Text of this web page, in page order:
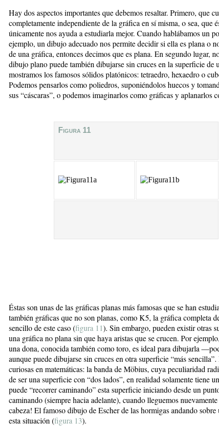
Hay dos aspectos importantes que debemos resaltar. Primero, que
completamente independiente de la gráfica en sí misma, o sea, que
únicamente nos ayuda a estudiarla mejor. Cuando hablábamos un
ejemplo, un dibujo adecuado nos permite decidir si ella es plana o
de una gráfica, entonces decimos que es plana. En segundo lugar,
dibujo plano puede también dibujarse sin cruces en la superficie de
mostramos los famosos sólidos platónicos: tetraedro, hexaedro o
Podemos pensarlos como poliedros, suponiéndolos huecos y
sus “cáscaras”, o podemos imaginarlos como gráficas y aplanarlos
Figura 11
Éstas son unas de las gráficas planas más famosas que se han
también gráficas que no son planas, como K5, la gráfica completa
sencillo de este caso (figura 11). Sin embargo, pueden existir otras
una gráfica no plana sin que haya aristas que se crucen. Por
una dona, conocida también como toro, es ideal para dibujarla
aunque puede dibujarse sin cruces en otra superficie “más
curiosas en matemáticas: la banda de Möbius, cuya peculiaridad
de ser una superficie con “dos lados”, en realidad solamente tiene
puede “recorrer caminando” esta superficie iniciando desde un
caminando (siempre hacia adelante), cuando lleguemos
cabeza! El famoso dibujo de Escher de las hormigas andando
esta situación (figura 13).